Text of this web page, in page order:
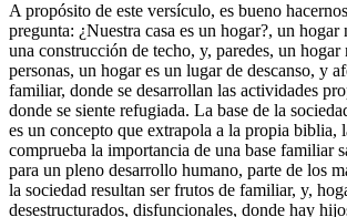
A propósito de este versículo, es bueno
pregunta: ¿Nuestra casa es un hogar?, un hogar
una construcción de techo, y, paredes, un
personas, un hogar es un lugar de descanso, y
familiar, donde se desarrollan las actividades
donde se siente refugiada. La base de la
es un concepto que extrapola a la propia biblia,
comprueba la importancia de una base familiar
para un pleno desarrollo humano, parte de los
la sociedad resultan ser frutos de familiar, y,
desestructurados, disfuncionales, donde hay